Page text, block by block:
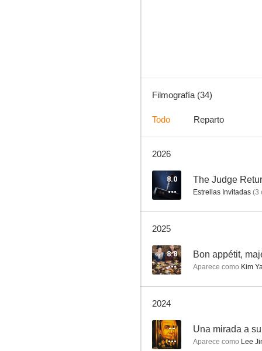
Filmografía (34)
Todo Reparto
2026
8.0 The Judge
Estrellas Invitadas (3
2025
8.8 Bon appétit,
Aparece como Kim
2024
-- Una mirada a
Aparece como Lee